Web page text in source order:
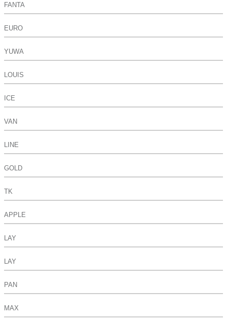
FANTA
EURO
YUWA
LOUIS
ICE
VAN
LINE
GOLD
TK
APPLE
LAY
LAY
PAN
MAX